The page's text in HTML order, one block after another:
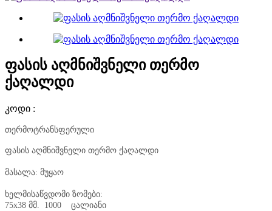
ფასის აღმნიშვნელი თერმო
ქაღალდი
კოდი :
თერმოტრანსფერული
ფასის აღმნიშვნელი თერმო ქაღალდი
მასალა: მუყაო
ხელმისაწვდომი ზომები:
75x38 მმ. 1000 ცალიანი